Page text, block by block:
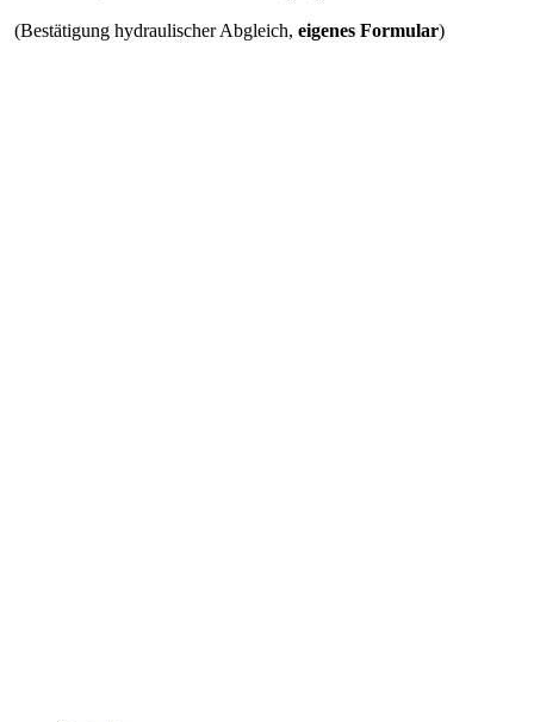
(Bestätigung hydraulischer Abgleich, eigenes Formular)